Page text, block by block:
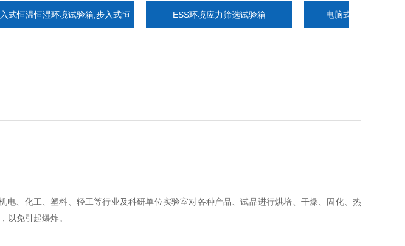
恒湿环境试验箱,步入式恒 ESS环境应力筛选试验箱 电脑式六度一体电磁振动台
电、化工、塑料、轻工等行业及科研单位实验室对各种产品、试品进行烘培、干燥、固化、热
以免引起爆炸。